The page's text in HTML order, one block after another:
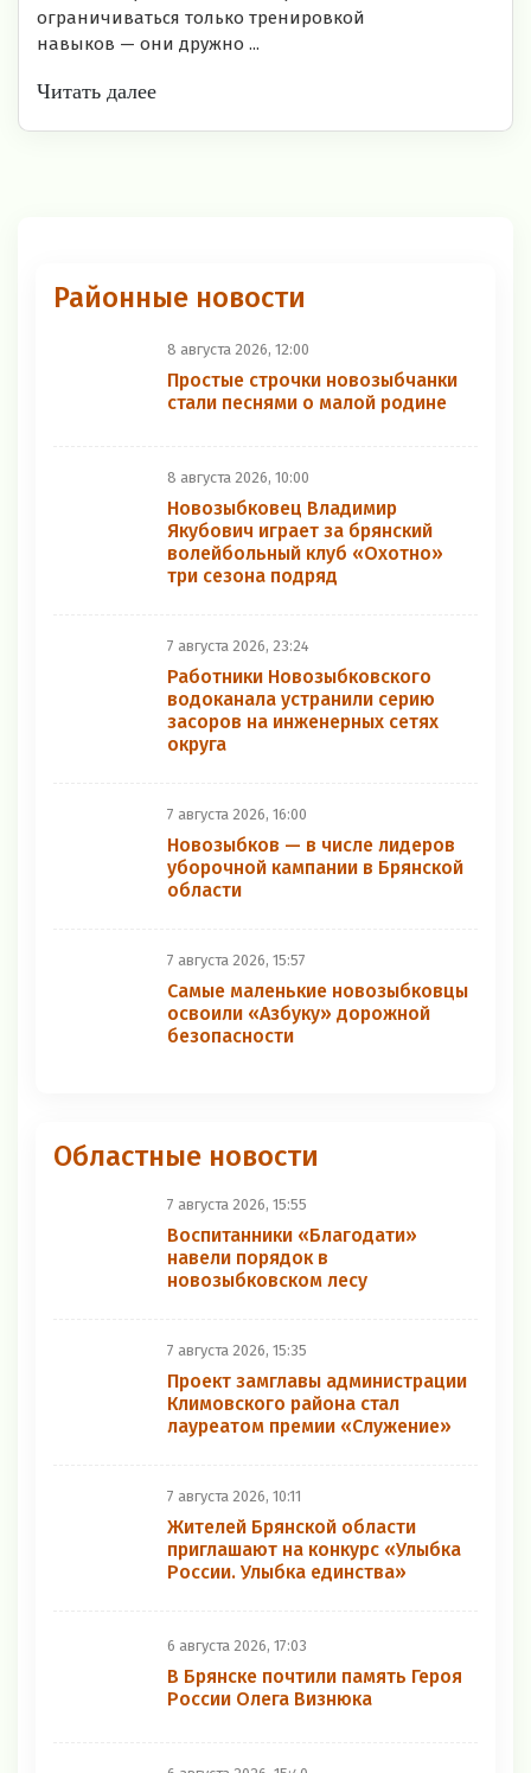
ограничиваться только тренировкой
навыков — они дружно ...
Читать далее
Районные новости
8 августа 2026, 12:00
Простые строчки новозыбчанки
стали песнями о малой родине
8 августа 2026, 10:00
Новозыбковец Владимир
Якубович играет за брянский
волейбольный клуб «Охотно»
три сезона подряд
7 августа 2026, 23:24
Работники Новозыбковского
водоканала устранили серию
засоров на инженерных сетях
округа
7 августа 2026, 16:00
Новозыбков — в числе лидеров
уборочной кампании в Брянской
области
7 августа 2026, 15:57
Самые маленькие новозыбковцы
освоили «Азбуку» дорожной
безопасности
Областные новости
7 августа 2026, 15:55
Воспитанники «Благодати»
навели порядок в
новозыбковском лесу
7 августа 2026, 15:35
Проект замглавы администрации
Климовского района стал
лауреатом премии «Служение»
7 августа 2026, 10:11
Жителей Брянской области
приглашают на конкурс «Улыбка
России. Улыбка единства»
6 августа 2026, 17:03
В Брянске почтили память Героя
России Олега Визнюка